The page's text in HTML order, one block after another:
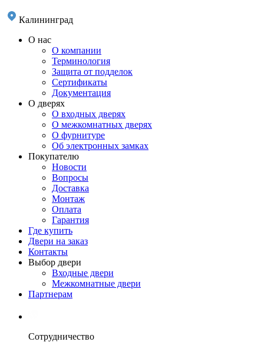
Калининград
О нас
О компании
Терминология
Защита от подделок
Сертификаты
Документация
О дверях
О входных дверях
О межкомнатных дверях
О фурнитуре
Об электронных замках
Покупателю
Новости
Вопросы
Доставка
Монтаж
Оплата
Гарантия
Где купить
Двери на заказ
Контакты
Выбор двери
Входные двери
Межкомнатные двери
Партнерам
Сотрудничество